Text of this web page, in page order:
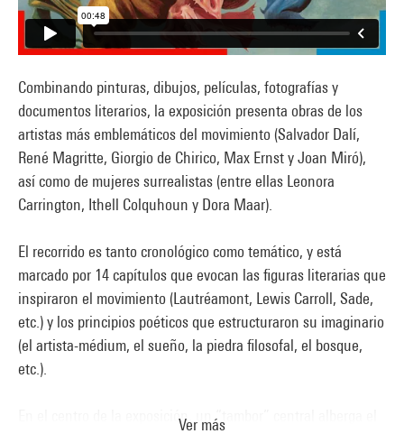
Combinando pinturas, dibujos, películas, fotografías y
documentos literarios, la exposición presenta obras de los
artistas más emblemáticos del movimiento (Salvador Dalí,
René Magritte, Giorgio de Chirico, Max Ernst y Joan Miró),
así como de mujeres surrealistas (entre ellas Leonora
Carrington, Ithell Colquhoun y Dora Maar).
El recorrido es tanto cronológico como temático, y está
marcado por 14 capítulos que evocan las figuras literarias que
inspiraron el movimiento (Lautréamont, Lewis Carroll, Sade,
etc.) y los principios poéticos que estructuraron su imaginario
(el artista-médium, el sueño, la piedra filosofal, el bosque,
etc.).
En el centro de la exposición, un “tambor” central alberga el
Ver más